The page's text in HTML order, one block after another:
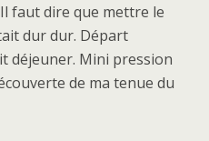
faut dire que mettre le
dur dur. Départ
déjeuner. Mini pression
de ma tenue du